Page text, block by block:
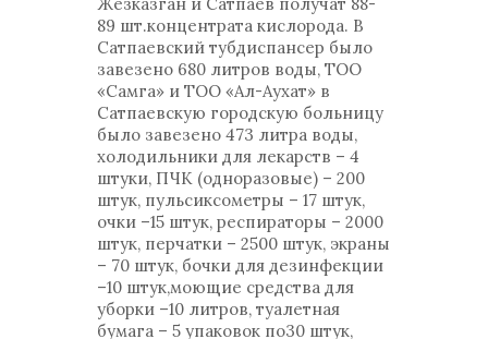
89 шт.концентрата кислорода. В
Сатпаевский тубдиспансер было
завезено 680 литров воды, ТОО
«Самга» и ТОО «Ал-Аухат» в
Сатпаевскую городскую больницу
было завезено 473 литра воды,
холодильники для лекарств – 4
штуки, ПЧК (одноразовые) – 200
штук, пульсиксометры – 17 штук,
очки –15 штук, респираторы – 2000
штук, перчатки – 2500 штук, экраны
– 70 штук, бочки для дезинфекции
–10 штук,моющие средства для
уборки –10 литров, туалетная
бумага – 5 упаковок по30 штук,